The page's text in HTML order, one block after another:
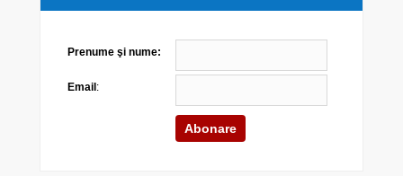
Prenume şi nume:
Email :